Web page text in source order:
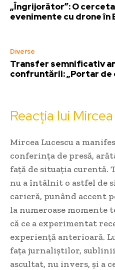
„Îngrijorător”: O
evenimente cu drone în
Diverse
Transfer semnificativ
confruntării: „Portar de
Reacția lui
Mircea Lucescu a
conferința de presă,
față de situația curentă.
nu a întâlnit o astfel de
carieră, punând accent
la numeroase momente
că ce a experimentat
experiență anterioară.
fața jurnaliștilor,
ascultat, nu invers, și a